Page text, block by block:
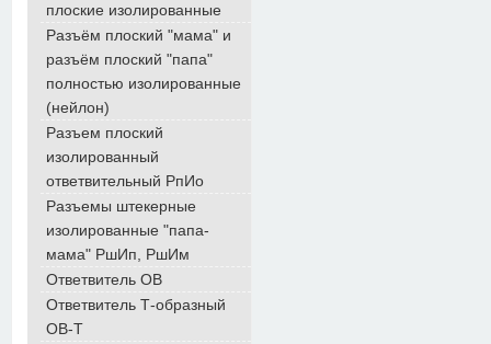
плоские изолированные
Разъём плоский "мама" и
разъём плоский "папа"
полностью изолированные
(нейлон)
Разъем плоский
изолированный
ответвительный РпИо
Разъемы штекерные
изолированные "папа-
мама" РшИп, РшИм
Ответвитель ОВ
Ответвитель Т-образный
ОВ-Т